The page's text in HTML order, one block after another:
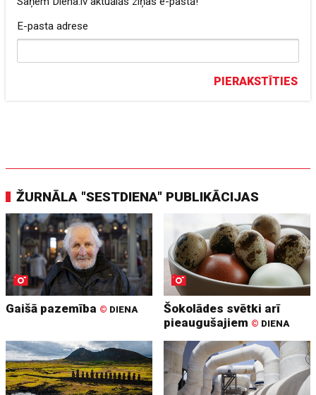
E-pasta adrese
PIERAKSTĪTIES
ŽURNĀLA "SESTDIENA" PUBLIKĀCIJAS
Gaišā pazemība © DIENA
Šokolādes svētki arī
pieaugušajiem © DIENA